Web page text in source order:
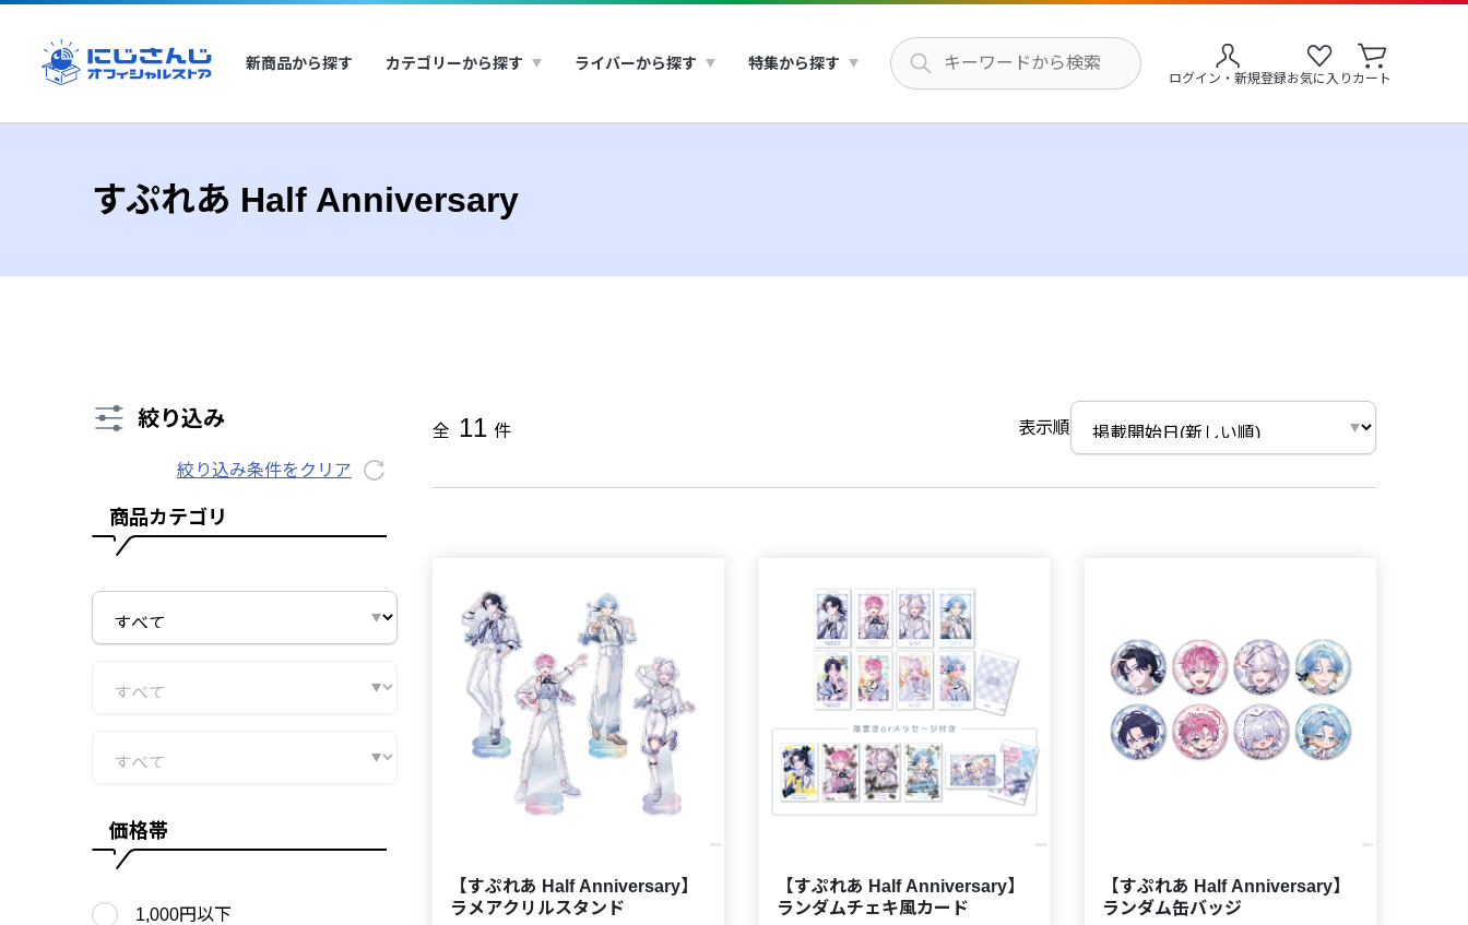
新商品から探す カテゴリーから探す ライバーから探す 特集から探す
ログイン・新規登録お気に入り カート
すぷれあ Half Anniversary
絞り込み
絞り込み条件をクリア
商品カテゴリ
価格帯
1,000円以下
全 11 件 表示順
【すぷれあ Half Anniversary】
ラメアクリルスタンド
【すぷれあ Half Anniversary】
ランダムチェキ風カード
【すぷれあ Half Anniversary】
ランダム缶バッジ